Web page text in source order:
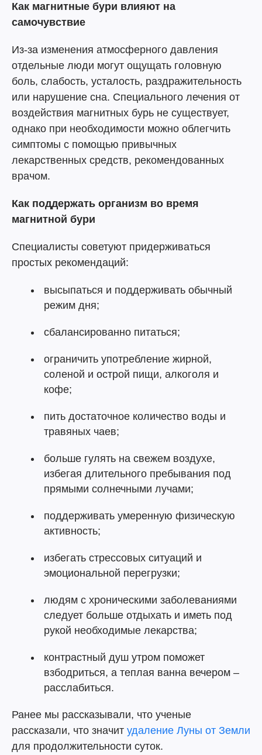
Как магнитные бури влияют на
самочувствие
Из-за изменения атмосферного давления
отдельные люди могут ощущать головную
боль, слабость, усталость, раздражительность
или нарушение сна. Специального лечения от
воздействия магнитных бурь не существует,
однако при необходимости можно облегчить
симптомы с помощью привычных
лекарственных средств, рекомендованных
врачом.
Как поддержать организм во время
магнитной бури
Специалисты советуют придерживаться
простых рекомендаций:
высыпаться и поддерживать обычный
режим дня;
сбалансированно питаться;
ограничить употребление жирной,
соленой и острой пищи, алкоголя и
кофе;
пить достаточное количество воды и
травяных чаев;
больше гулять на свежем воздухе,
избегая длительного пребывания под
прямыми солнечными лучами;
поддерживать умеренную физическую
активность;
избегать стрессовых ситуаций и
эмоциональной перегрузки;
людям с хроническими заболеваниями
следует больше отдыхать и иметь под
рукой необходимые лекарства;
контрастный душ утром поможет
взбодриться, а теплая ванна вечером –
расслабиться.
Ранее мы рассказывали, что ученые
рассказали, что значит удаление Луны от Земли
для продолжительности суток.